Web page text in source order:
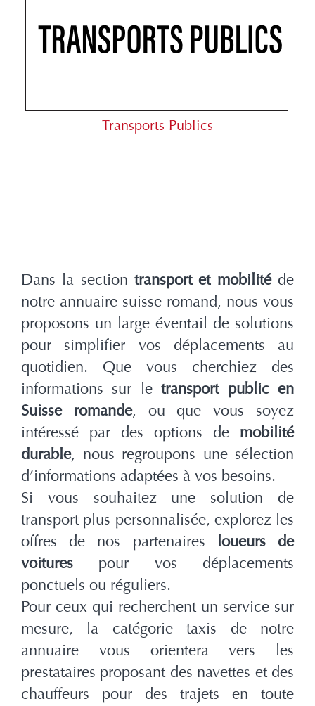
Transports Publics
Dans la section transport et mobilitéde
notre annuaire suisse romand, nous vous
proposons un large éventail de solutions
pour simplifier vos déplacements au
quotidien. Que vous cherchiez des
informations sur letransport public en
Suisse romande, ou que vous soyez
intéressé par des options de mobilité
durable, nous regroupons une sélection
d’informations adaptées à vos besoins.
Si vous souhaitez une solution de
transport plus personnalisée, explorez les
offres de nos partenaires loueurs de
voitures pour vos déplacements
ponctuels ou réguliers.
Pour ceux qui recherchent un service sur
mesure, la catégorie taxis de notre
annuaire vous orientera vers les
prestataires proposant des navettes et des
chauffeurs pour des trajets en toute